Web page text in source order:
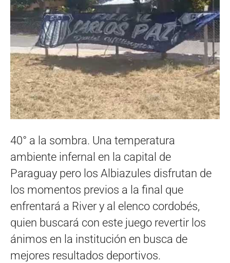
40° a la sombra. Una temperatura
ambiente infernal en la capital de
Paraguay pero los Albiazules disfrutan de
los momentos previos a la final que
enfrentará a River y al elenco cordobés,
quien buscará con este juego revertir los
ánimos en la institución en busca de
mejores resultados deportivos.